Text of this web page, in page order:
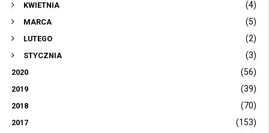
KWIETNIA (4)
MARCA (5)
LUTEGO (2)
STYCZNIA (3)
2020 (56)
2019 (39)
2018 (70)
2017 (153)